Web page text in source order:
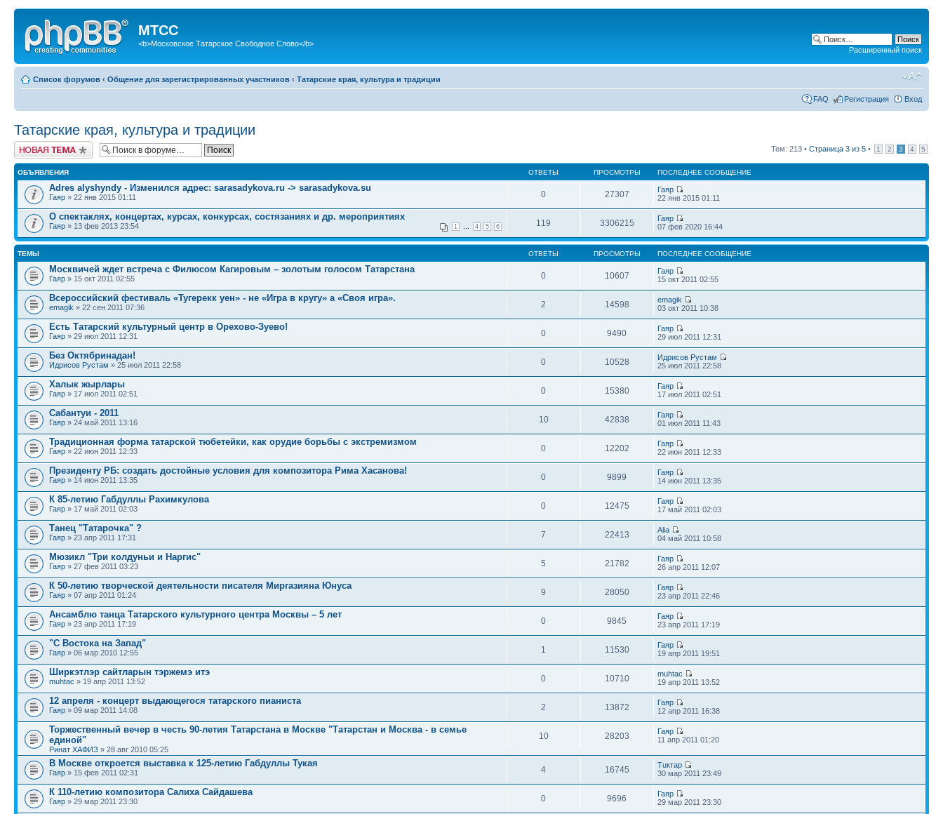
МТСС
<b>Московское Татарское Свободное Слово</b>
Расширенный поиск
Список форумов ‹ Общение для зарегистрированных участников ‹ Татарские края, культура и традиции
FAQ Регистрация Вход
Татарские края, культура и традиции
Новая тема Тем: 213 • Страница 3 из 5 • 1 2 3 4 5
ОБЪЯВЛЕНИЯ ОТВЕТЫ ПРОСМОТРЫ ПОСЛЕДНЕЕ СООБЩЕНИЕ
Adres alyshyndy - Изменился адрес: sarasadykova.ru -> sarasadykova.su
Гаяр » 22 янв 2015 01:11 0 27307
Гаяр
22 янв 2015 01:11
О спектаклях, концертах, курсах, конкурсах, состязаниях и др. мероприятиях
1 4 5 6
Гаяр » 13 фев 2013 23:54 119 3306215
Гаяр
07 фев 2020 16:44
ТЕМЫ ОТВЕТЫ ПРОСМОТРЫ ПОСЛЕДНЕЕ СООБЩЕНИЕ
Москвичей ждет встреча с Филюсом Кагировым – золотым голосом Татарстана
Гаяр » 15 окт 2011 02:55 0 10607
Гаяр
15 окт 2011 02:55
Всероссийский фестиваль «Тугерекк уен» - не «Игра в кругу» а «Своя игра».
emagik » 22 сен 2011 07:36 2 14598
emagik
03 окт 2011 10:38
Есть Татарский культурный центр в Орехово-Зуево!
Гаяр » 29 июл 2011 12:31 0 9490
Гаяр
29 июл 2011 12:31
Без Октябринадан!
Идрисов Рустам » 25 июл 2011 22:58 0 10528
Идрисов Рустам
25 июл 2011 22:58
Халык жырлары
Гаяр » 17 июл 2011 02:51 0 15380
Гаяр
17 июл 2011 02:51
Сабантуи - 2011
Гаяр » 24 май 2011 13:16 10 42838
Гаяр
01 июл 2011 11:43
Традиционная форма татарской тюбетейки, как орудие борьбы с экстремизмом
Гаяр » 22 июн 2011 12:33 0 12202
Гаяр
22 июн 2011 12:33
Президенту РБ: создать достойные условия для композитора Рима Хасанова!
Гаяр » 14 июн 2011 13:35 0 9899
Гаяр
14 июн 2011 13:35
К 85-летию Габдуллы Рахимкулова
Гаяр » 17 май 2011 02:03 0 12475
Гаяр
17 май 2011 02:03
Танец "Татарочка" ?
Гаяр » 23 апр 2011 17:31 7 22413
Alia
04 май 2011 10:58
Мюзикл "Три колдуньи и Наргис"
Гаяр » 27 фев 2011 03:23 5 21782
Гаяр
26 апр 2011 12:07
К 50-летию творческой деятельности писателя Миргазияна Юнуса
Гаяр » 07 апр 2011 01:24 9 28050
Гаяр
23 апр 2011 22:46
Ансамблю танца Татарского культурного центра Москвы – 5 лет
Гаяр » 23 апр 2011 17:19 0 9845
Гаяр
23 апр 2011 17:19
"C Востока на Запад"
Гаяр » 06 мар 2010 12:55 1 11530
Гаяр
19 апр 2011 19:51
Ширкэтлэр сайтларын тэржемэ итэ
muhtac » 19 апр 2011 13:52 0 10710
muhtac
19 апр 2011 13:52
12 апреля - концерт выдающегося татарского пианиста
Гаяр » 09 мар 2011 14:08 2 13872
Гаяр
12 апр 2011 16:38
Торжественный вечер в честь 90-летия Татарстана в Москве "Татарстан и Москва - в семье
единой"
Ринат ХАФИЗ » 28 авг 2010 05:25
10 28203
Гаяр
11 апр 2011 01:20
В Москве откроется выставка к 125-летию Габдуллы Тукая
Гаяр » 15 фев 2011 02:31 4 16745
Тuктар
30 мар 2011 23:49
К 110-летию композитора Салиха Сайдашева
Гаяр » 29 мар 2011 23:30 0 9696
Гаяр
29 мар 2011 23:30